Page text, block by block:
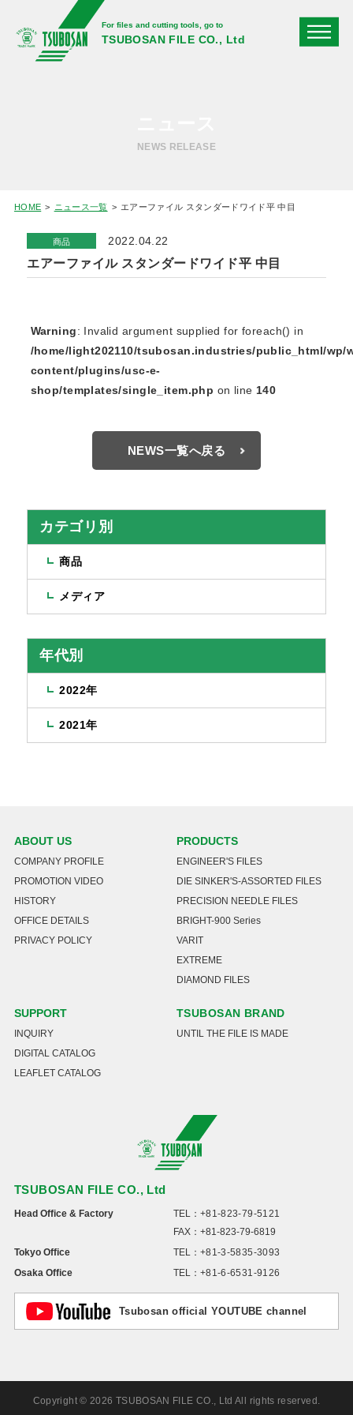
For files and cutting tools, go to
TSUBOSAN FILE CO., Ltd
NEWS RELEASE
HOME ニュース一覧 エアーファイル スタンダードワイド平 中目
商品 2022.04.22
エアーファイル スタンダードワイド平 中目
Warning: Invalid argument supplied for foreach() in
/home/light202110/tsubosan.industries/public_html/wp/
content/plugins/usc-e-
shop/templates/single_item.php on line 140
NEWS一覧へ戻る
カテゴリ別
商品
メディア
年代別
2022年
2021年
TSUBOSAN FILE CO., Ltd
Head Office & Factory TEL： +81-823-79-5121
FAX：+81-823-79-6819
Tokyo Office
TEL： +81-3-5835-3093
Osaka Office
TEL： +81-6-6531-9126
Tsubosan official YOUTUBE channel
ABOUT US
COMPANY PROFILE
PROMOTION VIDEO
HISTORY
OFFICE DETAILS
PRIVACY POLICY
PRODUCTS
ENGINEER'S FILES
DIE SINKER'S-ASSORTED FILES
PRECISION NEEDLE FILES
BRIGHT-900 Series
VARIT
EXTREME
DIAMOND FILES
SUPPORT
INQUIRY
DIGITAL CATALOG
LEAFLET CATALOG
TSUBOSAN BRAND
UNTIL THE FILE IS MADE
Copyright © 2026 TSUBOSAN FILE CO., Ltd All rights reserved.